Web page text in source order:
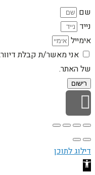
שם
נייד
אימייל
אני מאשר/ת קבלת
של האתר.
רישום
גלילה
דילוג לתוכן
פתח סרגל נגישות